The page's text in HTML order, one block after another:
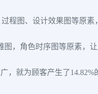
程图、设计效果图等原素
图，角色时序图等原素，
，就为顾客产生了